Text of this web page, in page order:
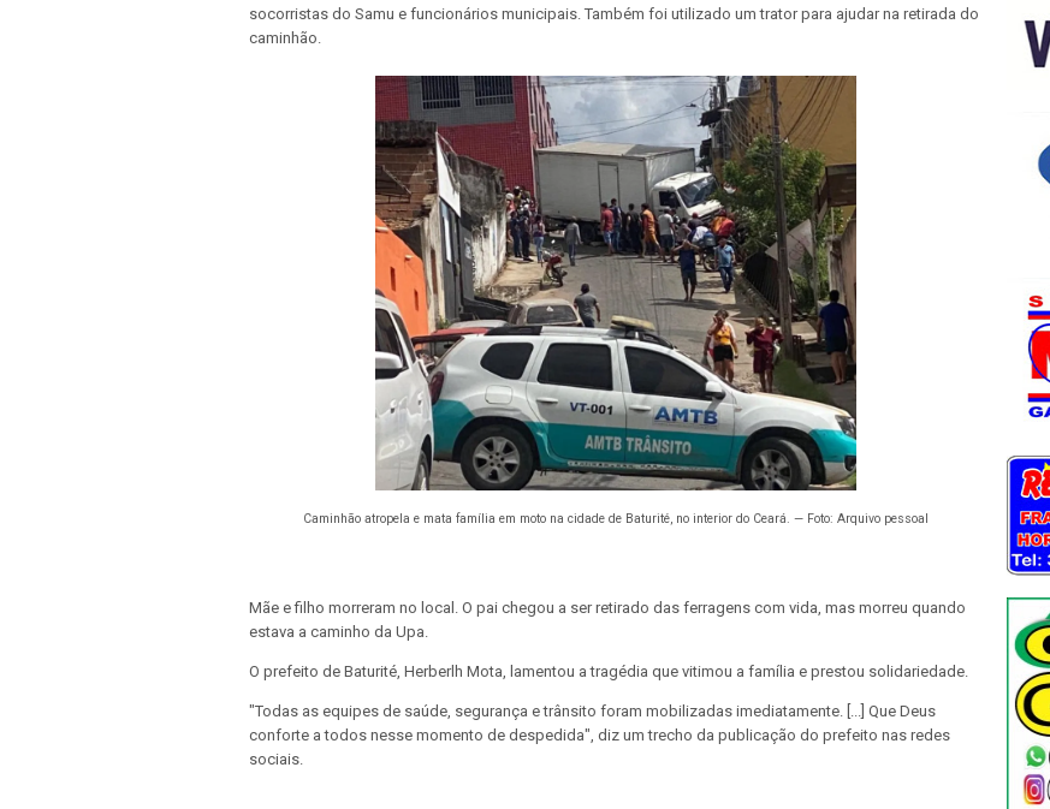
socorristas do Samu e funcionários municipais. Também foi utilizado um trator para ajudar na retirada do
caminhão.
Caminhão atropela e mata família em moto na cidade de Baturité, no interior do Ceará. — Foto: Arquivo pessoal
Mãe e filho morreram no local. O pai chegou a ser retirado das ferragens com vida, mas morreu quando
estava a caminho da Upa.
O prefeito de Baturité, Herberlh Mota, lamentou a tragédia que vitimou a família e prestou solidariedade.
"Todas as equipes de saúde, segurança e trânsito foram mobilizadas imediatamente. [...] Que Deus
conforte a todos nesse momento de despedida", diz um trecho da publicação do prefeito nas redes
sociais.